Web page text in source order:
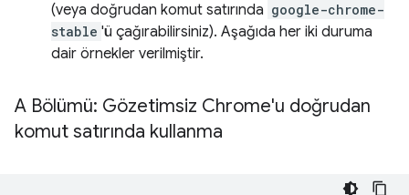
(veya doğrudan komut satırında google-chrome-
stable 'ü çağırabilirsiniz). Aşağıda her iki duruma
dair örnekler verilmiştir.
A Bölümü: Gözetimsiz Chrome'u doğrudan
komut satırında kullanma